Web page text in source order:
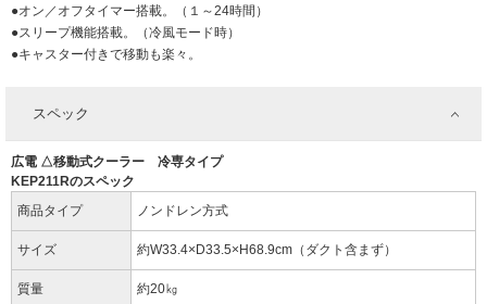
●オン／オフタイマー搭載。（１～24時間）
●スリープ機能搭載。（冷風モード時）
●キャスター付きで移動も楽々。
スペック
広電 △移動式クーラー 冷専タイプ
KEP211Rのスペック
商品タイプ
ノンドレン方式
サイズ 約W33.4×D33.5×H68.9cm（ダクト含まず）
質量 約20㎏